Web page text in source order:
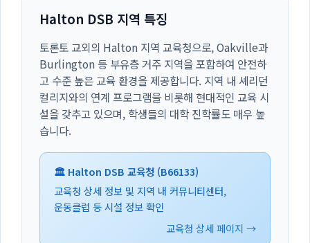
Halton DSB 지역 특징
토론토 교외의 Halton 지역 교육청으로, Oakville과
Burlington 등 부유층 거주 지역을 포함하여 안전하
고 수준 높은 교육 환경을 제공합니다. 지역 내 셰리던
컬리지와의 연계 프로그램을 비롯해 현대적인 교육 시
설을 갖추고 있으며, 학생들의 대학 진학률도 매우 높
습니다.
🏛️ Halton DSB 교육청 (B66133)
교육청 상세 정보 및 지역 내 커뮤니티센터,
운동클럽 등 시설 정보 확인
교육청 상세 페이지 →